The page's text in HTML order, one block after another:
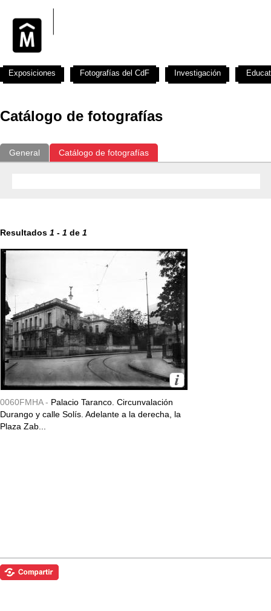
Catálogo de fotografías
General Catálogo de fotografías
Resultados 1 - 1 de 1
0060FMHA - Palacio Taranco. Circunvalación
Durango y calle Solís. Adelante a la derecha, la
Plaza Zab...
Exposiciones Fotografías del CdF Investigación